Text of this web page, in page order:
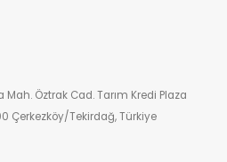
Öztrak Cad. Tarım Kredi Plaza
Çerkezköy/Tekirdağ, Türkiye